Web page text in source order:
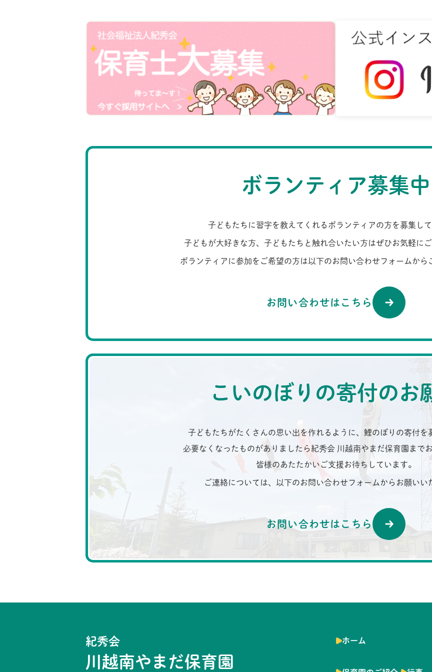
ボランティア募集中
子どもたちに習字を教えてくれるボランティアの方を募集して
子どもが大好きな方、子どもたちと触れ合いたい方はぜひお気軽にご
ボランティアに参加をご希望の方は以下のお問い合わせフォームから
お問い合わせはこちら
こいのぼりの寄付のお
子どもたちがたくさんの思い出を作れるように、鯉のぼりの寄付を
必要なくなったものがありましたら紀秀会 川越南やまだ保育園まで
皆様のあたたかいご支援お待ちしています。
ご連絡については、以下のお問い合わせフォームからお願いい
お問い合わせはこちら
紀秀会
川越南やまだ保育園
ホーム